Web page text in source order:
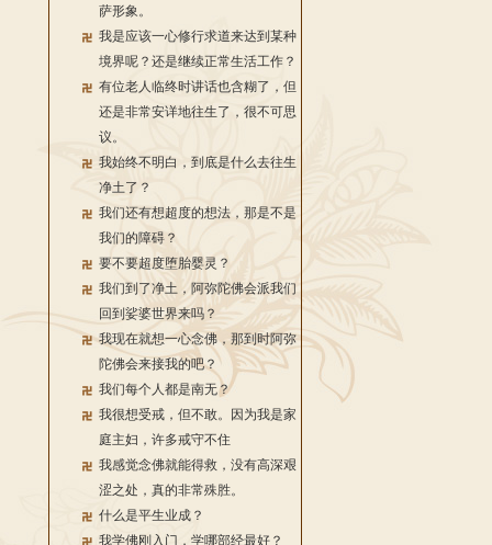
萨形象。
我是应该一心修行求道来达到某种
境界呢？还是继续正常生活工作？
有位老人临终时讲话也含糊了，但
还是非常安详地往生了，很不可思
议。
我始终不明白，到底是什么去往生
净土了？
我们还有想超度的想法，那是不是
我们的障碍？
要不要超度堕胎婴灵？
我们到了净土，阿弥陀佛会派我们
回到娑婆世界来吗？
我现在就想一心念佛，那到时阿弥
陀佛会来接我的吧？
我们每个人都是南无？
我很想受戒，但不敢。因为我是家
庭主妇，许多戒守不住
我感觉念佛就能得救，没有高深艰
涩之处，真的非常殊胜。
什么是平生业成？
我学佛刚入门，学哪部经最好？